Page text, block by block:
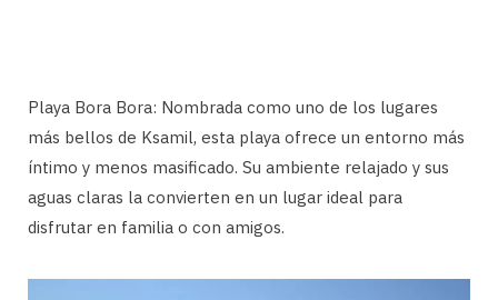
Playa Bora Bora: Nombrada como uno de los lugares
más bellos de Ksamil, esta playa ofrece un entorno más
íntimo y menos masificado. Su ambiente relajado y sus
aguas claras la convierten en un lugar ideal para
disfrutar en familia o con amigos.